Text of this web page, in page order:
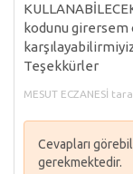
kodunu girersem
Teşekkürler
MESUT ECZANESİ
Cevapları
gerekmektedir.